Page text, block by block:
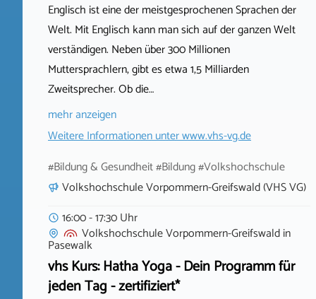
Englisch ist eine der meistgesprochenen Sprachen der
Welt. Mit Englisch kann man sich auf der ganzen Welt
verständigen. Neben über 300 Millionen
Muttersprachlern, gibt es etwa 1,5 Milliarden
Zweitsprecher. Ob die…
mehr anzeigen
Weitere Informationen unterwww.vhs-vg.de
#Bildung & Gesundheit #Bildung #Volkshochschule
Volkshochschule Vorpommern-Greifswald (VHS VG)
16:00 - 17:30 Uhr
Volkshochschule Vorpommern-Greifswaldin
Pasewalk
vhs Kurs: Hatha Yoga - Dein Programm für
jeden Tag - zertifiziert*